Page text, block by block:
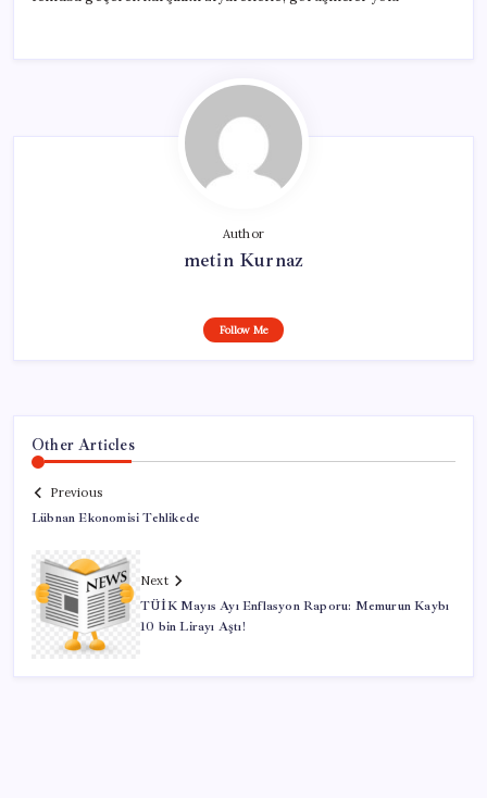
Author
metin Kurnaz
Follow Me
Other Articles
Previous
Lübnan Ekonomisi Tehlikede
Next
TÜİK Mayıs Ayı Enflasyon Raporu: Memurun Kaybı
10 bin Lirayı Aştı!